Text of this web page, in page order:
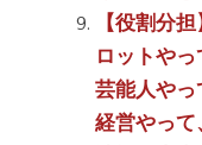
【役割分
ロットや
芸能人やっ
経営やって